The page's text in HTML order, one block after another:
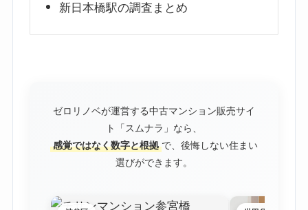
新日本橋駅の調査まとめ
ゼロリノベが運営する中古マンション販売サイ
ト「スムナラ」なら、
感覚ではなく数字と根拠 で、後悔しない住まい
選びができます。